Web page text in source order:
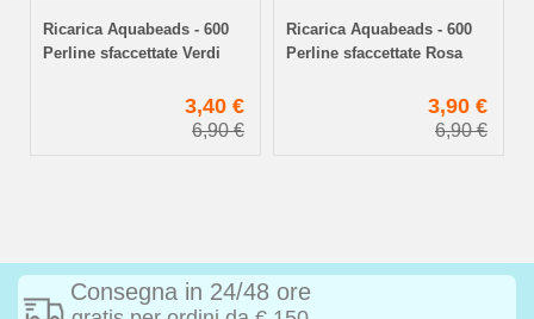
Ricarica Aquabeads - 600
Perline sfaccettate Verdi
3,40 €
6,90 €
Ricarica Aquabeads - 600
Perline sfaccettate Rosa
3,90 €
6,90 €
Consegna in 24/48 ore